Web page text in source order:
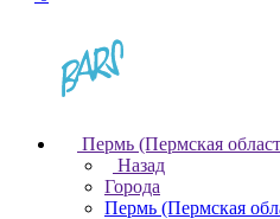
Пермь (Пермская
Назад
Города
Пермь (Пермская